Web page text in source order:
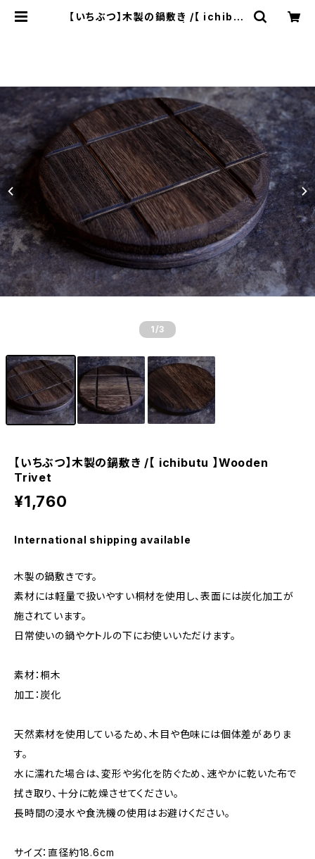
【いちぶつ】木製の鍋敷き /【 ichibut
1 /3
【いちぶつ】木製の鍋敷き /【 ichibutu 】Wooden
Trivet
¥1,760
International shipping available
木製の鍋敷きです。
素材には軽量で扱いやすい桐材を使用し、表面には炭化加工が
施されています。
日常使いの鍋やケトルの下にお使いいただけます。
素材：桐木
加工：炭化
天然素材を使用しているため、木目や色味には個体差がありま
す。
水に濡れた場合は、変形や劣化を防ぐため、速やかに乾いた布で
拭き取り、十分に乾燥させてください。
長時間の浸水や食洗機の使用はお避けください。
サイズ：直径約18.6cm